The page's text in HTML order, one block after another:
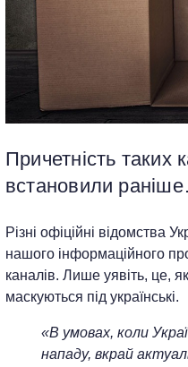
Причетність таких
встановили
Різні офіційні відомства
нашого інформаційного
каналів. Лише уявіть, це,
маскуються під українські.
«В умовах, коли
нападу, вкрай